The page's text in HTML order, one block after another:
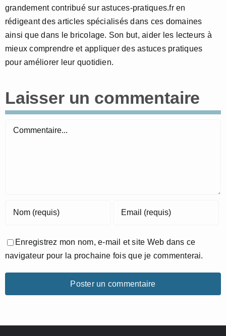
grandement contribué sur astuces-pratiques.fr en
rédigeant des articles spécialisés dans ces domaines
ainsi que dans le bricolage. Son but, aider les lecteurs à
mieux comprendre et appliquer des astuces pratiques
pour améliorer leur quotidien.
Laisser un commentaire
Commentaire
Enregistrez mon nom, e-mail et site Web dans ce
navigateur pour la prochaine fois que je commenterai.